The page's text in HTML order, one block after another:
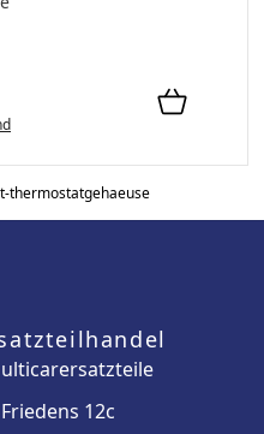
thermostatgehaeuse
12c